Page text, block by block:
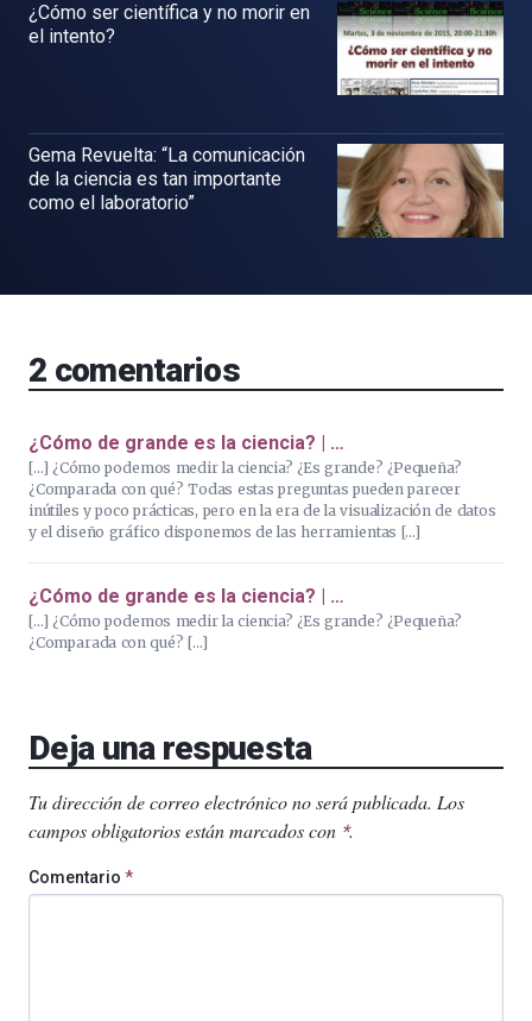
¿Cómo ser científica y no morir en
el intento?
Gema Revuelta: “La comunicación
de la ciencia es tan importante
como el laboratorio”
2 comentarios
¿Cómo de grande es la ciencia? | …
[…] ¿Cómo podemos medir la ciencia? ¿Es grande? ¿Pequeña?
¿Comparada con qué? Todas estas preguntas pueden parecer
inútiles y poco prácticas, pero en la era de la visualización de datos
y el diseño gráfico disponemos de las herramientas […]
¿Cómo de grande es la ciencia? | …
[…] ¿Cómo podemos medir la ciencia? ¿Es grande? ¿Pequeña?
¿Comparada con qué? […]
Deja una respuesta
Tu dirección de correo electrónico no será publicada. Los
campos obligatorios están marcados con *.
Comentario *